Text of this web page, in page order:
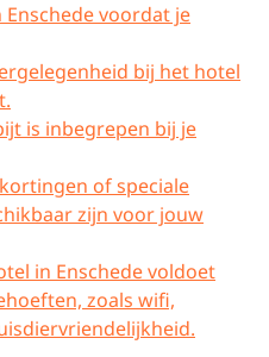
voordat je
bij het hotel
is inbegrepen bij je
of speciale
zijn voor jouw
in Enschede voldoet
zoals wifi,